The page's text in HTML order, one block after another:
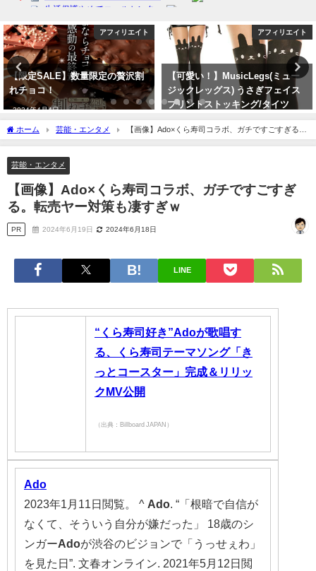
アフィリエイト
【可愛い！】MusicLegs(ミュー
ジックレッグス) うさぎフェイス
プリントストッキング/タイツ
ML7166
アフィリエイト
【旅行・出張】折りたたみハンガ
ーが便利！ コンパクトなセット
携帯 用 持ち運び 入院 洗濯物 干し
小型便利
ホーム 芸能・エンタメ
【画像】Ado×くら寿司コラボ、ガチですごすぎる。
転売ヤー対策も凄すぎｗ
芸能・エンタメ
【画像】Ado×くら寿司コラボ、ガチですごすぎ
る。転売ヤー対策も凄すぎｗ
PR 2024年6月19日 2024年6月18日
LINE
“くら寿司好き”Adoが歌唱す
る、くら寿司テーマソング「き
っとコースター」完成＆リリッ
クMV公開
（出典：Billboard JAPAN）
Ado
2023年1月11日閲覧。 ^ Ado . “「根暗で自信が
なくて、そういう自分が嫌だった」 18歳のシ
ンガーAdoが渋谷のビジョンで「うっせぇわ」
を見た日”. 文春オンライン. 2021年5月12日閲